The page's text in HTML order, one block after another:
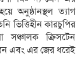
অনুষ্ঠানস্থল ত্যাগ
ভিত্তিহীন কারচুপির
সঞ্চালক ক্রিসটেন
এবং এর জের ধরেই